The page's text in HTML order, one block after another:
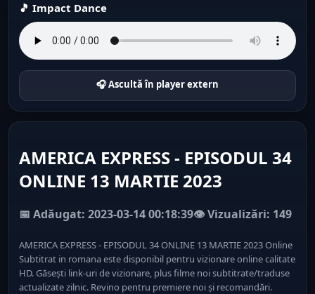
🎵 Impact Dance
🎧 Ascultă în player extern
AMERICA EXPRESS - EPISODUL 34
ONLINE 13 MARTIE 2023
📅 Adăugat: 2023-03-14 00:18:39👁️ Vizualizări: 149
AMERICA EXPRESS - EPISODUL 34 ONLINE 13 MARTIE 2023 Online
Subtitrat in romana este disponibil pentru vizionare online calitate
HD. Găsești link-uri de vizionare, plus filme noi subtitrate/traduse
actualizate zilnic. Revino pentru premiere noi și recomandări.